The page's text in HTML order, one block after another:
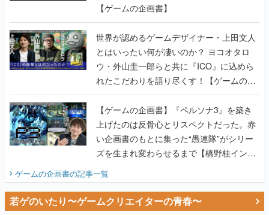
【ゲームの企画書】
世界が認めるゲームデザイナー・上田文人
とはいったい何が凄いのか？ ヨコオタロ
ウ・外山圭一郎らと共に『ICO』に込めら
れたこだわりを語り尽くす！【ゲームの企
画書】
【ゲームの企画書】『ペルソナ3』を築き
上げたのは反骨心とリスペクトだった。赤
い企画書のもとに集った“愚連隊”がシリー
ズを生まれ変わらせるまで【橋野桂インタ
ゲームの企画書の記事一覧
若ゲのいたり〜ゲームクリエイターの青春〜